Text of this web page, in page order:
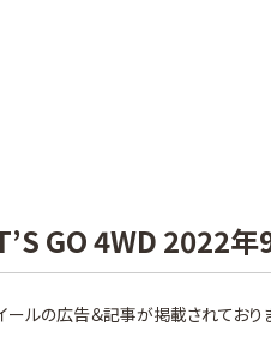
GO 4WD 2022年9
ールの広告＆記事が掲載されており